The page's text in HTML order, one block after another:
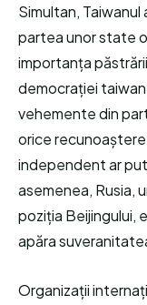
Simultan,
partea unor state
importanța
democrației
vehemente din
orice
independent ar
asemenea, Rusia,
poziția Beijingului,
apăra
Organizații